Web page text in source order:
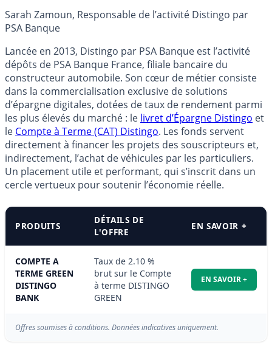
Sarah Zamoun, Responsable de l’activité Distingo par
PSA Banque
Lancée en 2013, Distingo par PSA Banque est l’activité
dépôts de PSA Banque France, filiale bancaire du
constructeur automobile. Son cœur de métier consiste
dans la commercialisation exclusive de solutions
d’épargne digitales, dotées de taux de rendement parmi
les plus élevés du marché : le livret d’Épargne Distingo et
le Compte à Terme (CAT) Distingo. Les fonds servent
directement à financer les projets des souscripteurs et,
indirectement, l’achat de véhicules par les particuliers.
Un placement utile et performant, qui s’inscrit dans un
cercle vertueux pour soutenir l’économie réelle.
PRODUITS
DÉTAILS DE
L'OFFRE
EN SAVOIR +
COMPTE A
TERME GREEN
DISTINGO
BANK
Taux de 2.10 %
brut sur le Compte
à terme DISTINGO
GREEN
EN SAVOIR +
Offres soumises à conditions. Données indicatives uniquement.